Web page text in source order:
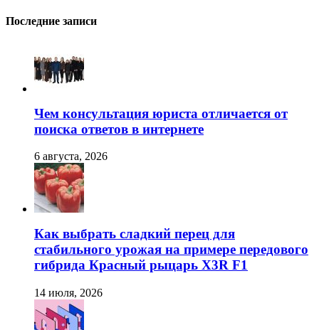
Последние записи
Чем консультация юриста отличается от
поиска ответов в интернете
6 августа, 2026
Как выбрать сладкий перец для
стабильного урожая на примере передового
гибрида Красный рыцарь X3R F1
14 июля, 2026